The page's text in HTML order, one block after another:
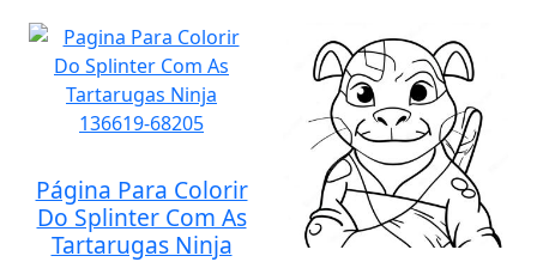
Página Para Colorir
Do Splinter Com As
Tartarugas Ninja